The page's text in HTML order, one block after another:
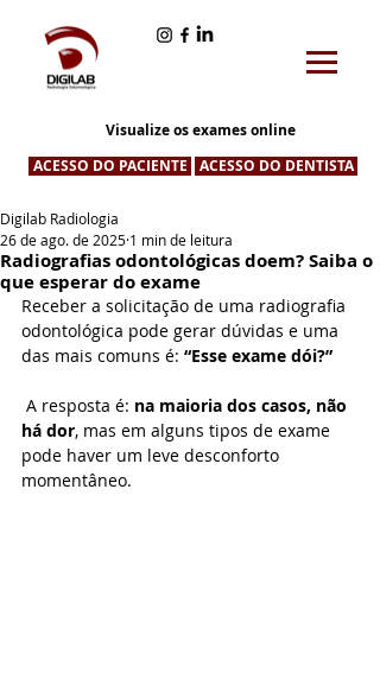
Visualize os exames online
ACESSO DO PACIENTE
ACESSO DO DENTISTA
Radiografias odontológicas doem? Saiba o
que esperar do exame
Digilab Radiologia
26 de ago. de 2025 1 min de leitura
Receber a solicitação de uma radiografia
odontológica pode gerar dúvidas e uma
das mais comuns é: “Esse exame dói?”
A resposta é: na maioria dos casos, não
há dor, mas em alguns tipos de exame
pode haver um leve desconforto
momentâneo.